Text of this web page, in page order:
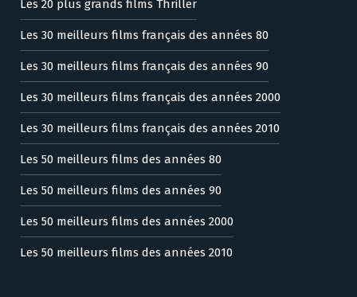
Les 20 plus grands films Thriller
Les 30 meilleurs films français des années 80
Les 30 meilleurs films français des années 90
Les 30 meilleurs films français des années 2000
Les 30 meilleurs films français des années 2010
Les 50 meilleurs films des années 80
Les 50 meilleurs films des années 90
Les 50 meilleurs films des années 2000
Les 50 meilleurs films des années 2010